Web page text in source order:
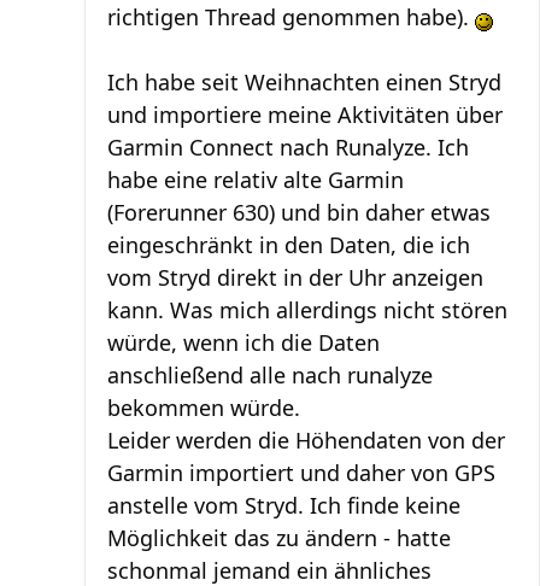
richtigen Thread genommen habe).
Ich habe seit Weihnachten einen Stryd
und importiere meine Aktivitäten über
Garmin Connect nach Runalyze. Ich
habe eine relativ alte Garmin
(Forerunner 630) und bin daher etwas
eingeschränkt in den Daten, die ich
vom Stryd direkt in der Uhr anzeigen
kann. Was mich allerdings nicht stören
würde, wenn ich die Daten
anschließend alle nach runalyze
bekommen würde.
Leider werden die Höhendaten von der
Garmin importiert und daher von GPS
anstelle vom Stryd. Ich finde keine
Möglichkeit das zu ändern - hatte
schonmal jemand ein ähnliches